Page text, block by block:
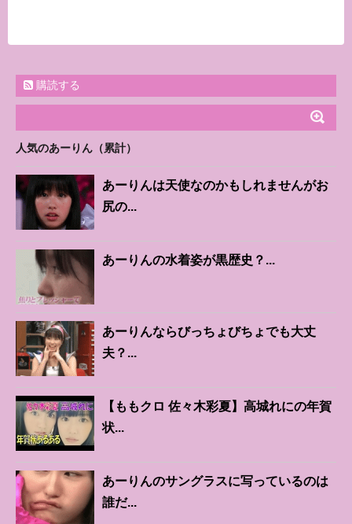
購読する
人気のあーりん（累計）
あーりんは天使なのかもしれませんがお
尻の...
あーりんの水着姿が黒歴史？...
あーりんならびっちょびちょでも大丈
夫？...
【ももクロ 佐々木彩夏】高城れにの年賀
状...
あーりんのサングラスに写っているのは
誰だ...